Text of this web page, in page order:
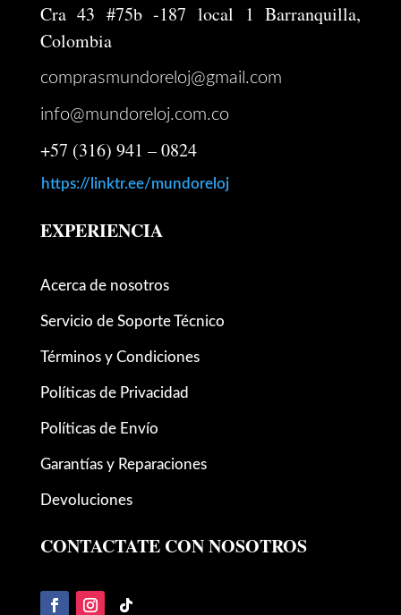
Cra 43 #75b -187 local 1 Barranquilla,
Colombia
comprasmundoreloj@gmail.com
info@mundoreloj.com.co
+57 (316) 941 – 0824
https://linktr.ee/mundoreloj
EXPERIENCIA
Acerca de nosotros
Servicio de Soporte Técnico
Términos y Condiciones
Políticas de Privacidad
Políticas de Envío
Garantías y Reparaciones
Devoluciones
CONTACTATE CON NOSOTROS